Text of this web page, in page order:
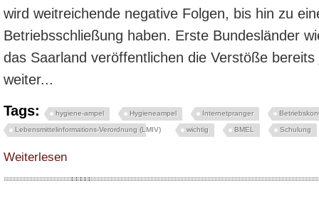
wird weitreichende negative Folgen, bis hin zu
Betriebsschließung haben. Erste Bundesländer
das Saarland veröffentlichen die Verstöße
weiter...
Tags:
hygiene-ampel Hygieneampel Internetpranger
Lebensmittelinformations-Verordnung (LMIV) wichtig BMEL Schulung
Weiterlesen